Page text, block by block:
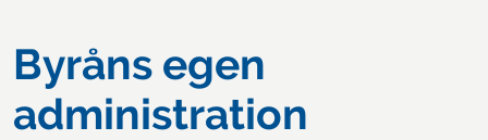
Byråns egen
administration